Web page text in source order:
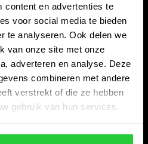
content en advertenties te
voor social media te bieden
te analyseren. Ook delen we
van onze site met onze
adverteren en analyse. Deze
combineren met andere
verstrekt of die ze hebben
gebruik van hun services.
van Lelystad en
6
AA Lelystad
57276080